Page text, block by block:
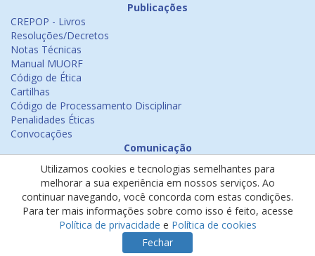
Publicações
CREPOP - Livros
Resoluções/Decretos
Notas Técnicas
Manual MUORF
Código de Ética
Cartilhas
Código de Processamento Disciplinar
Penalidades Éticas
Convocações
Comunicação
Emissão de Certificados
Psicologia na Mídia
Ouvidoria
Política de cookies
Política de privacidade
Utilizamos cookies e tecnologias semelhantes para
melhorar a sua experiência em nossos serviços. Ao
continuar navegando, você concorda com estas condições.
Para ter mais informações sobre como isso é feito, acesse
Política de privacidade e Política de cookies
Fechar